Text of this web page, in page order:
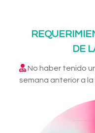
DE
No haber tenido
semana anterior a